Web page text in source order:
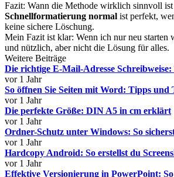
Fazit: Wann die Methode wirklich sinnvoll ist
Schnellformatierung normal ist perfekt,
keine sichere Löschung.
Mein Fazit ist klar: Wenn ich nur neu
und nützlich, aber nicht die Lösung für alles.
Weitere Beiträge
Die richtige E-Mail-Adresse
vor 1 Jahr
So öffnen Sie Seiten mit Word: Tipps
vor 1 Jahr
Die perfekte Größe: DIN A5 in cm erklärt
vor 1 Jahr
Ordner-Schutz unter Windows: So
vor 1 Jahr
Hardcopy Android: So erstellst du
vor 1 Jahr
Effektive Versionierung in PowerPoint: